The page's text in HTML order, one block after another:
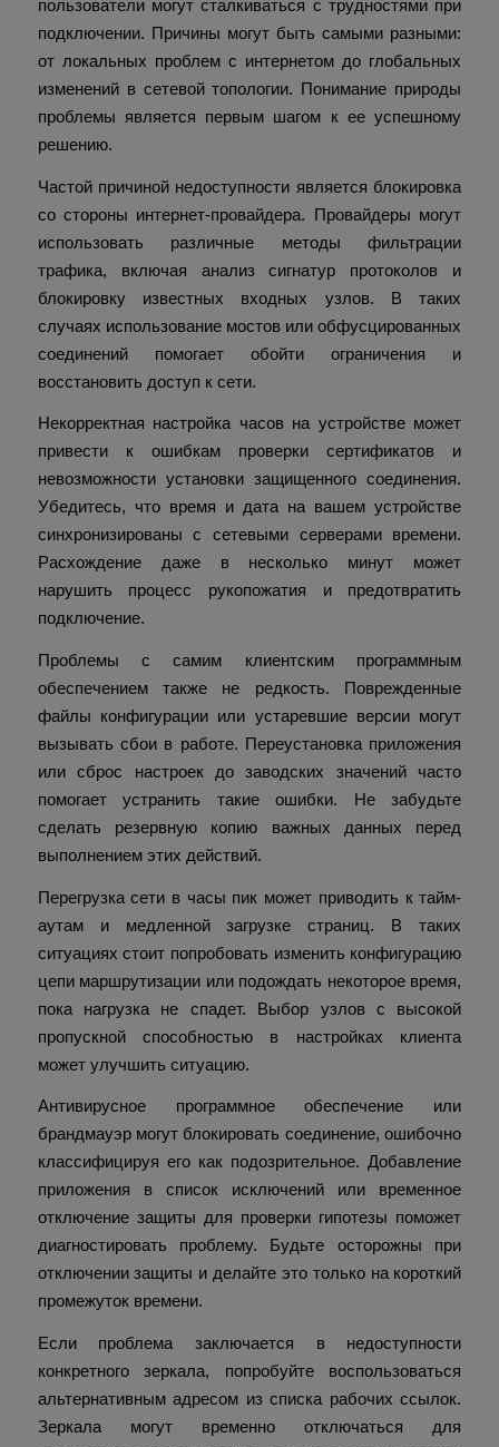
пользователи могут сталкиваться с трудностями при
подключении. Причины могут быть самыми разными:
от локальных проблем с интернетом до глобальных
изменений в сетевой топологии. Понимание природы
проблемы является первым шагом к ее успешному
решению.
Частой причиной недоступности является блокировка
со стороны интернет-провайдера. Провайдеры могут
использовать различные методы фильтрации
трафика, включая анализ сигнатур протоколов и
блокировку известных входных узлов. В таких
случаях использование мостов или обфусцированных
соединений помогает обойти ограничения и
восстановить доступ к сети.
Некорректная настройка часов на устройстве может
привести к ошибкам проверки сертификатов и
невозможности установки защищенного соединения.
Убедитесь, что время и дата на вашем устройстве
синхронизированы с сетевыми серверами времени.
Расхождение даже в несколько минут может
нарушить процесс рукопожатия и предотвратить
подключение.
Проблемы с самим клиентским программным
обеспечением также не редкость. Поврежденные
файлы конфигурации или устаревшие версии могут
вызывать сбои в работе. Переустановка приложения
или сброс настроек до заводских значений часто
помогает устранить такие ошибки. Не забудьте
сделать резервную копию важных данных перед
выполнением этих действий.
Перегрузка сети в часы пик может приводить к тайм-
аутам и медленной загрузке страниц. В таких
ситуациях стоит попробовать изменить конфигурацию
цепи маршрутизации или подождать некоторое время,
пока нагрузка не спадет. Выбор узлов с высокой
пропускной способностью в настройках клиента
может улучшить ситуацию.
Антивирусное программное обеспечение или
брандмауэр могут блокировать соединение, ошибочно
классифицируя его как подозрительное. Добавление
приложения в список исключений или временное
отключение защиты для проверки гипотезы поможет
диагностировать проблему. Будьте осторожны при
отключении защиты и делайте это только на короткий
промежуток времени.
Если проблема заключается в недоступности
конкретного зеркала, попробуйте воспользоваться
альтернативным адресом из списка рабочих ссылок.
Зеркала могут временно отключаться для